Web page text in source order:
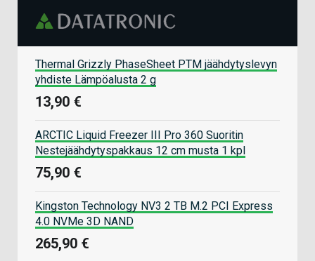
Thermal Grizzly PhaseSheet PTM jäähdytyslevyn
yhdiste Lämpöalusta 2 g
13,90 €
ARCTIC Liquid Freezer III Pro 360 Suoritin
Nestejäähdytyspakkaus 12 cm musta 1 kpl
75,90 €
Kingston Technology NV3 2 TB M.2 PCI Express
4.0 NVMe 3D NAND
265,90 €